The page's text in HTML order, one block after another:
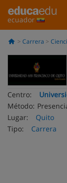
ecuador
Carrera
Centro:
Método:
Lugar:
Quito
Tipo:
Carrera